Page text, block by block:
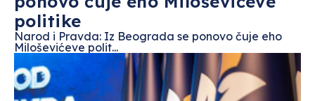
politike
Narod i Pravda: Iz Beograda se ponovo čuje eho
Miloševićeve polit...